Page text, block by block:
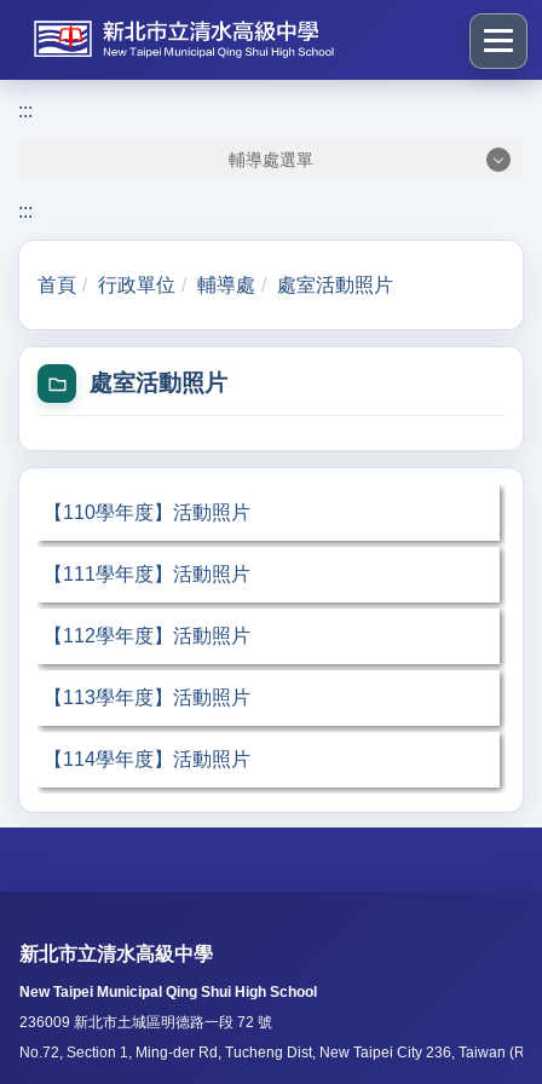
到
塊
:::
輔導處選單
:::
首頁 行政單位 輔導處 處室活動照片
處室活動照片
【110學年度】活動照片
【111學年度】活動照片
【112學年度】活動照片
【113學年度】活動照片
【114學年度】活動照片
新北市立清水高級中學
New Taipei Municipal Qing Shui High School
236009 新北市土城區明德路一段 72 號
No.72, Section 1, Ming-der Rd, Tucheng Dist, New Taipei City 236, Taiwan